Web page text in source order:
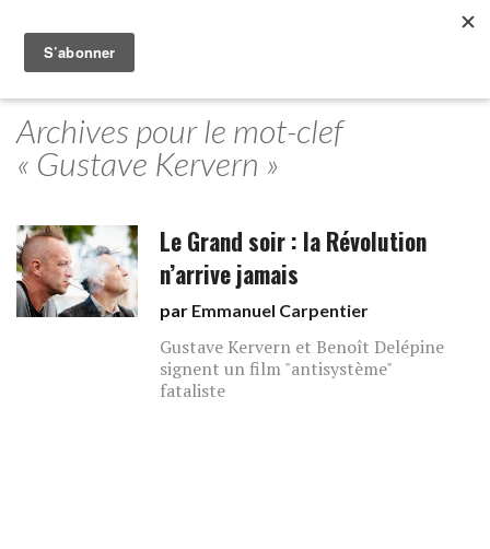
Archives pour le mot-clef
« Gustave Kervern »
Le Grand soir : la Révolution
n’arrive jamais
par Emmanuel Carpentier
Gustave Kervern et Benoît Delépine
signent un film "antisystème"
fataliste